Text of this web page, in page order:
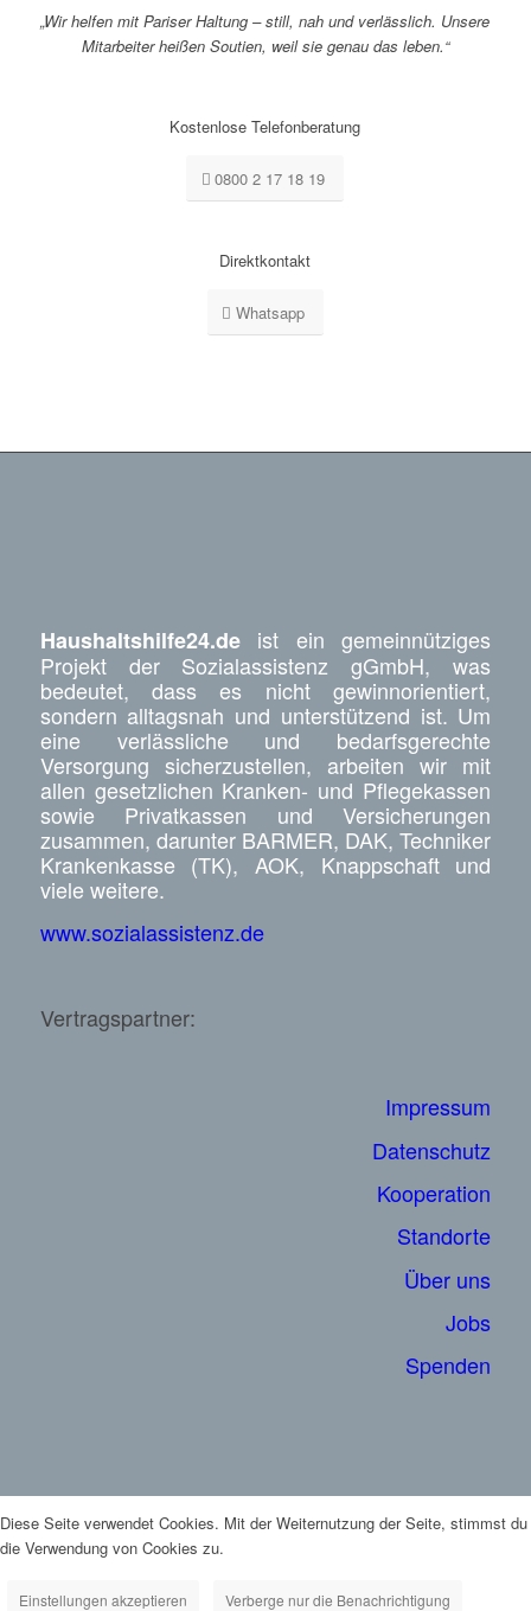
„Wir helfen mit Pariser Haltung – still, nah und verlässlich. Unsere
Mitarbeiter heißen Soutien, weil sie genau das leben.“
Kostenlose Telefonberatung
0800 2 17 18 19
Direktkontakt
Whatsapp
Haushaltshilfe24.deist ein gemeinnütziges
Projekt der Sozialassistenz gGmbH, was
bedeutet, dass es nicht gewinnorientiert,
sondern alltagsnah und unterstützend ist. Um
eine verlässliche und bedarfsgerechte
Versorgung sicherzustellen, arbeiten wir mit
allen gesetzlichen Kranken- und Pflegekassen
sowie Privatkassen und Versicherungen
zusammen, darunter BARMER, DAK, Techniker
Krankenkasse (TK), AOK, Knappschaft und
viele weitere.
www.sozialassistenz.de
Vertragspartner:
Impressum
Datenschutz
Kooperation
Standorte
Über uns
Jobs
Spenden
Diese Seite verwendet Cookies. Mit der Weiternutzung der Seite, stimmst du
die Verwendung von Cookies zu.
Einstellungen akzeptieren Verberge nur die Benachrichtigung